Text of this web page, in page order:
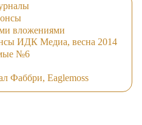
вложениями
ИДК Медиа, весна 2014
№6
Фаббри, Eaglemoss